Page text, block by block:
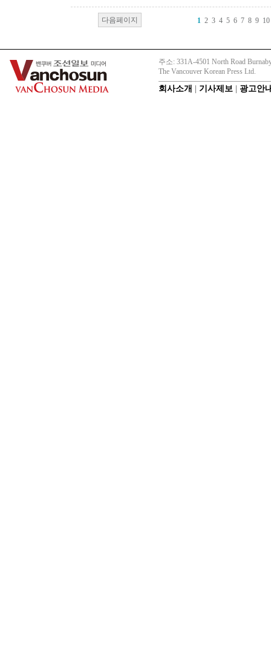
다음페이지 1 2 3 4 5 6 7 8 9 10
주소: 331A-4501 North Road
The Vancouver Korean Press Ltd.
회사소개 기사제보 광고안